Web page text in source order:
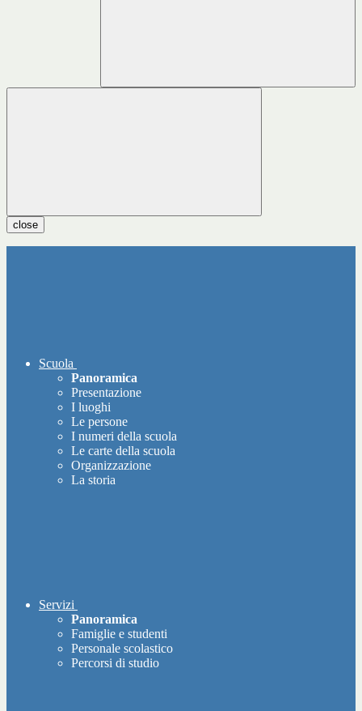
close
Scuola
Panoramica
Presentazione
I luoghi
Le persone
I numeri della scuola
Le carte della scuola
Organizzazione
La storia
Servizi
Panoramica
Famiglie e studenti
Personale scolastico
Percorsi di studio